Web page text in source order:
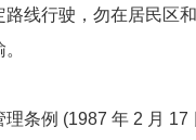
线行驶，勿在居民区
条例 (1987 年 2 月